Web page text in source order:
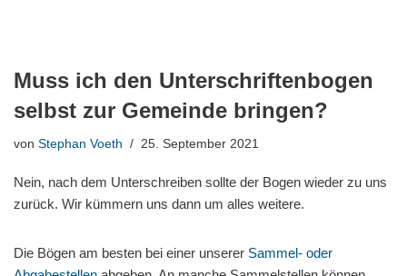
Muss ich den Unterschriftenbogen
selbst zur Gemeinde bringen?
von Stephan Voeth 25. September 2021
Nein, nach dem Unterschreiben sollte der Bogen wieder zu uns
zurück. Wir kümmern uns dann um alles weitere.
Die Bögen am besten bei einer unserer Sammel- oder